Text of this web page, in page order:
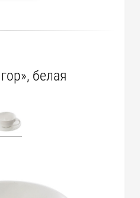
белая